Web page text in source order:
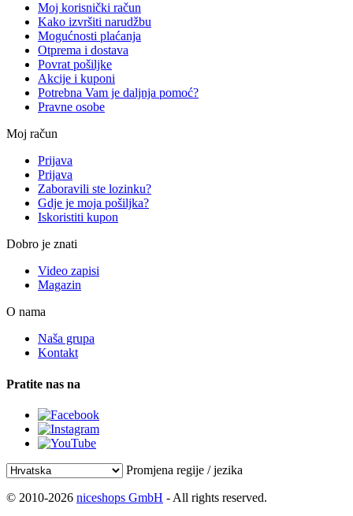
Moj korisnički račun
Kako izvršiti narudžbu
Mogućnosti plaćanja
Otprema i dostava
Povrat pošiljke
Akcije i kuponi
Potrebna Vam je daljnja pomoć?
Pravne osobe
Moj račun
Prijava
Prijava
Zaboravili ste lozinku?
Gdje je moja pošiljka?
Iskoristiti kupon
Dobro je znati
Video zapisi
Magazin
O nama
Naša grupa
Kontakt
Pratite nas na
Promjena regije / jezika
© 2010-2026 niceshops GmbH - All rights reserved.